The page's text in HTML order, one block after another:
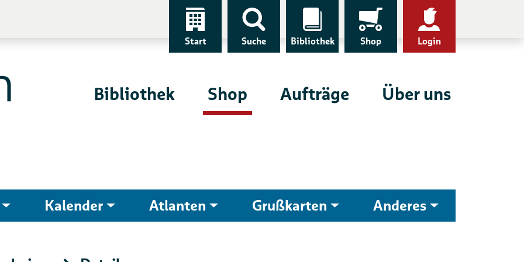
Start Suche Bibliothek Shop Login
Bibliothek Shop Aufträge Über uns
Kalender Atlanten Grußkarten Anderes